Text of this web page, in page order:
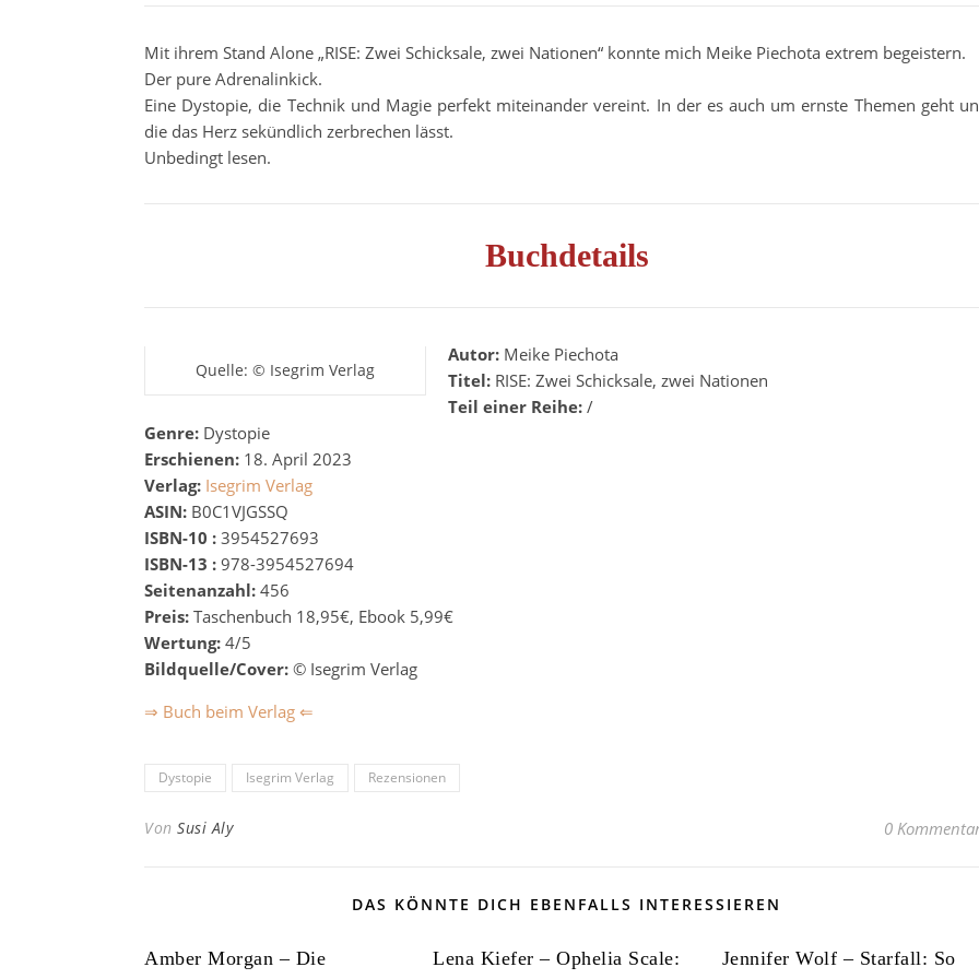
Mit ihrem Stand Alone „RISE: Zwei Schicksale, zwei Nationen“ konnte mich Meike Piechota extrem begeistern.
Der pure Adrenalinkick.
Eine Dystopie, die Technik und Magie perfekt miteinander vereint. In der es auch um ernste Themen geht
die das Herz sekündlich zerbrechen lässt.
Unbedingt lesen.
Buchdetails
Quelle: © Isegrim Verlag
Autor: Meike Piechota
Titel: RISE: Zwei Schicksale, zwei Nationen
Teil einer Reihe: /
Genre: Dystopie
Erschienen: 18. April 2023
Verlag: Isegrim Verlag
ASIN: B0C1VJGSSQ
ISBN-10 : 3954527693
ISBN-13 : 978-3954527694
Seitenanzahl: 456
Preis: Taschenbuch 18,95€, Ebook 5,99€
Wertung: 4/5
Bildquelle/Cover: © Isegrim Verlag
⇒ Buch beim Verlag ⇐
Dystopie Isegrim Verlag Rezensionen
Von Susi Aly 0
DAS KÖNNTE DICH EBENFALLS INTERESSIEREN
Amber Morgan – Die
Lena Kiefer – Ophelia Scale:
Jennifer Wolf – Starfall: So